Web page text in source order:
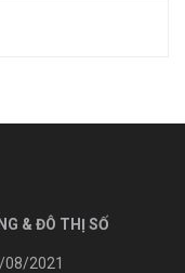
& ĐÔ THỊ SỐ
08/2021